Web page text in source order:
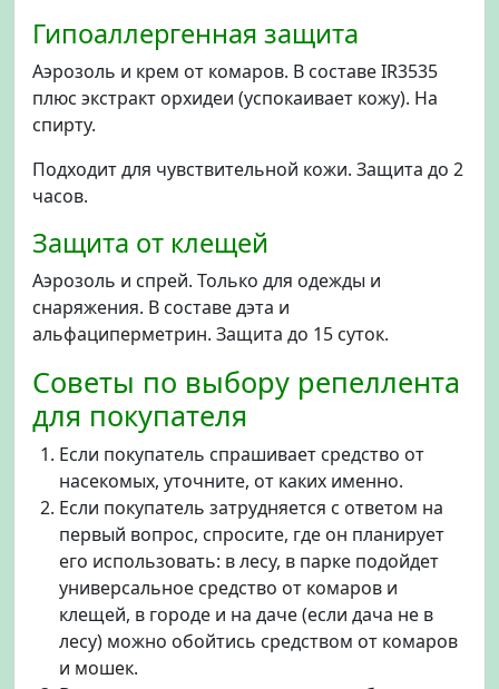
Гипоаллергенная защита
Аэрозоль и крем от комаров. В составе IR3535
плюс экстракт орхидеи (успокаивает кожу). На
спирту.
Подходит для чувствительной кожи. Защита до 2
часов.
Защита от клещей
Аэрозоль и спрей. Только для одежды и
снаряжения. В составе дэта и
альфациперметрин. Защита до 15 суток.
Советы по выбору репеллента
для покупателя
Если покупатель спрашивает средство от
насекомых, уточните, от каких именно.
Если покупатель затрудняется с ответом на
первый вопрос, спросите, где он планирует
его использовать: в лесу, в парке подойдет
универсальное средство от комаров и
клещей, в городе и на даче (если дача не в
лесу) можно обойтись средством от комаров
и мошек.